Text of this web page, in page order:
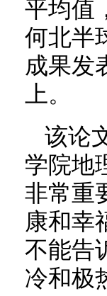
平均值
何北半
成果发
上。
该论
学院地
非常重
康和幸
不能告
冷和极